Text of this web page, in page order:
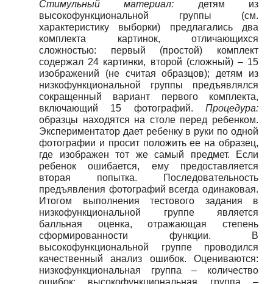
Стимульный материал: детям из
высокофункциональной группы (см.
характеристику выборки) предлагались два
комплекта картинок, отличающихся
сложностью: первый (простой) комплект
содержал 24 картинки, второй (сложный) – 15
изображений (не считая образцов); детям из
низкофункциональной группы предъявлялся
сокращенный вариант первого комплекта,
включающий 15 фотографий. Процедура:
образцы находятся на столе перед ребенком.
Экспериментатор дает ребенку в руки по одной
фотографии и просит положить ее на образец,
где изображен тот же самый предмет. Если
ребенок ошибается, ему предоставляется
вторая попытка. Последовательность
предъявления фотографий всегда одинаковая.
Итогом выполнения тестового задания в
низкофункциональной группе является
балльная оценка, отражающая степень
сформированности функции. В
высокофункциональной группе проводился
качественный анализ ошибок. Оцениваются:
низкофункциональная группа – количество
ошибок; высокофункциональная группа –